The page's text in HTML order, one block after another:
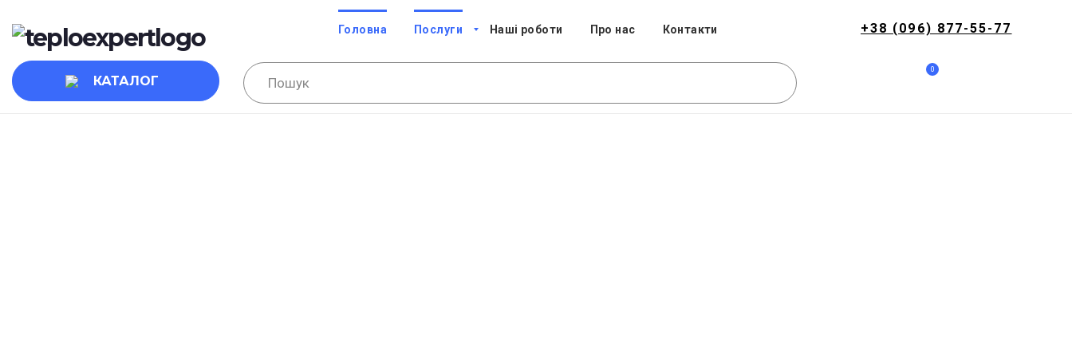
Головна Послуги Наші роботи Про нас Контакти +38 (096) 877-55-77
КАТАЛОГ
0